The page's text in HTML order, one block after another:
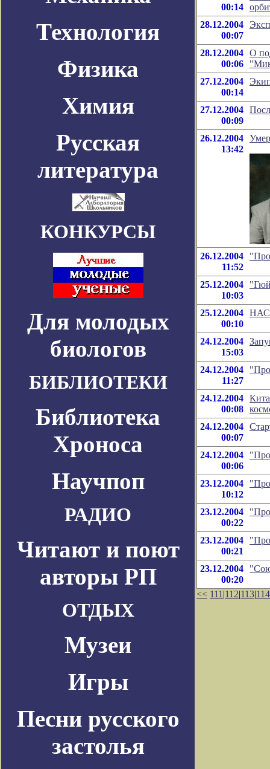
Технология
Физика
Химия
Русская
литература
КОНКУРСЫ
Для молодых
биологов
БИБЛИОТЕКИ
Библиотека
Хроноса
Научпоп
РАДИО
Читают и поют
авторы РП
ОТДЫХ
Музеи
Игры
Песни русского
застолья
00:14
28.12.2004
00:07
28.12.2004
00:06
О
27.12.2004
00:14
27.12.2004
00:09
26.12.2004
13:42
26.12.2004
11:52
25.12.2004
10:03
25.12.2004
00:10
24.12.2004
15:03
24.12.2004
11:27
24.12.2004
00:08
24.12.2004
00:07
24.12.2004
00:06
23.12.2004
10:12
23.12.2004
00:22
23.12.2004
00:21
23.12.2004
00:20
<< 111 |112|113|114